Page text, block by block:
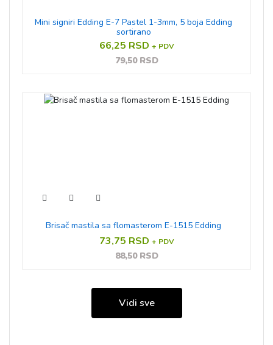
Mini signiri Edding E-7 Pastel 1-3mm, 5 boja Edding
sortirano
66,25 RSD + PDV
79,50 RSD
Brisač mastila sa flomasterom E-1515 Edding
73,75 RSD + PDV
88,50 RSD
Vidi sve